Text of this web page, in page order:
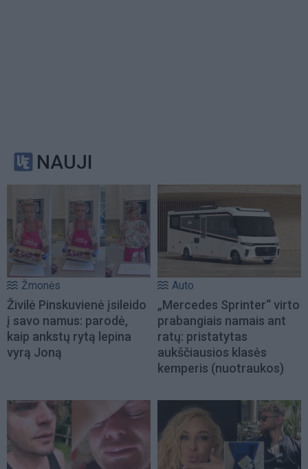
NAUJI
Žmonės
Živilė Pinskuvienė įsileido
į savo namus: parodė,
kaip ankstų rytą lepina
vyrą Joną
Auto
„Mercedes Sprinter“ virto
prabangiais namais ant
ratų: pristatytas
aukščiausios klasės
kemperis (nuotraukos)